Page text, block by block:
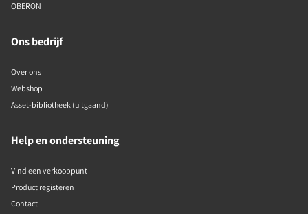
OBERON
Ons bedrijf
Over ons
Webshop
Asset-bibliotheek (uitgaand)
Help en ondersteuning
Vind een verkooppunt
Product registeren
Contact